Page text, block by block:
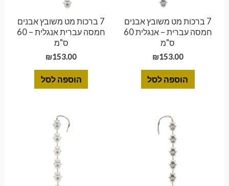
7 ברכות מט משובץ אבנים
חמסה עברית – אנגלית 60
ס"מ
₪153.00
הוספה לסל
7 ברכות מט משובץ אבנים
חמסה עברית אנגלית – 60
ס"מ
₪153.00
הוספה לסל